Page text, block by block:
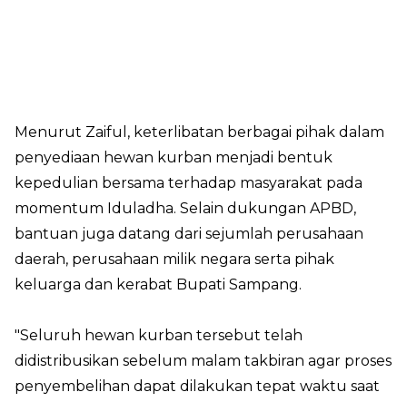
Menurut Zaiful, keterlibatan berbagai pihak dalam
penyediaan hewan kurban menjadi bentuk
kepedulian bersama terhadap masyarakat pada
momentum Iduladha. Selain dukungan APBD,
bantuan juga datang dari sejumlah perusahaan
daerah, perusahaan milik negara serta pihak
keluarga dan kerabat Bupati Sampang.
"Seluruh hewan kurban tersebut telah
didistribusikan sebelum malam takbiran agar proses
penyembelihan dapat dilakukan tepat waktu saat